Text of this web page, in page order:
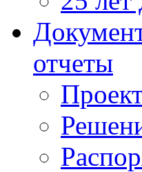
отчеты